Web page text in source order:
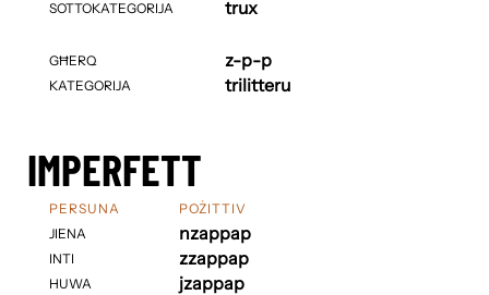
SOTTOKATEGORIJA
GĦERQ
KATEGORIJA
trux
z-p-p
trilitteru
IMPERFETT
PERSUNA
JIENA
INTI
HUWA
POŻITTIV
nzappap
zzappap
jzappap